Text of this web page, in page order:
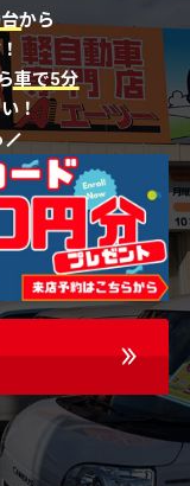
から
車で5分
！